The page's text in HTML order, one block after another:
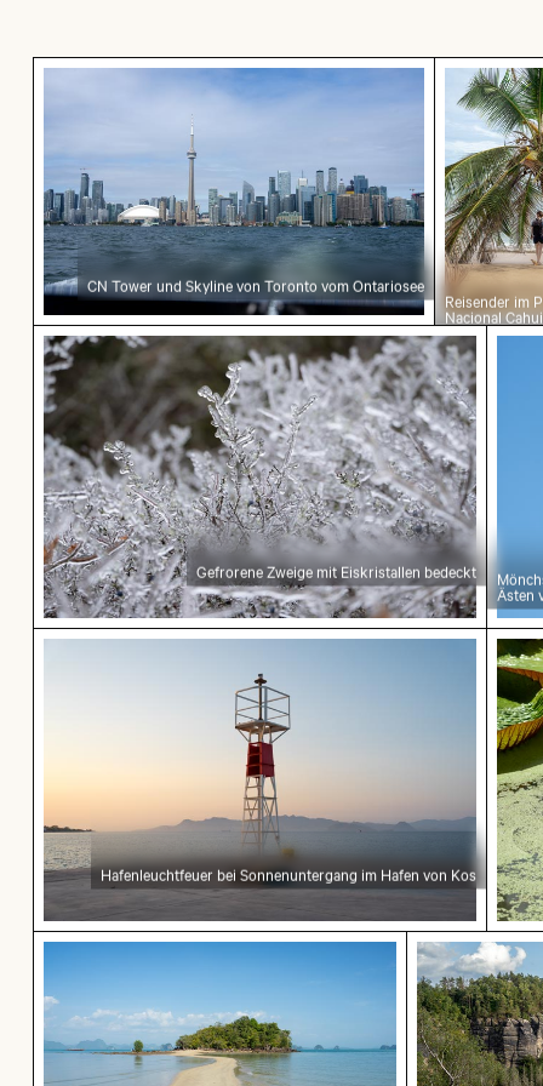
CN Tower und Skyline von Toronto vom
CN Tower und Skyline von Toronto vom Ontariosee
Reisender im
Nacional
Limón, Costa
Gefrorene Zweige mit Eiskristallen bedeckt
Gefrorene Zweige mit Eiskristallen bedeckt
Ästen
Hafenleuchtfeuer bei Sonnenuntergang im
Hafenleuchtfeuer bei Sonnenuntergang im Hafen von Kos
Sandweg zur Insel Ko Nui